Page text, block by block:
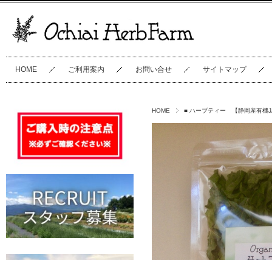
HOME ご利用案内 お問い合せ サイトマップ
HOME ■ ハーブティー 【静岡産有機